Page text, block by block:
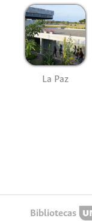
La Paz
Bibliotecas